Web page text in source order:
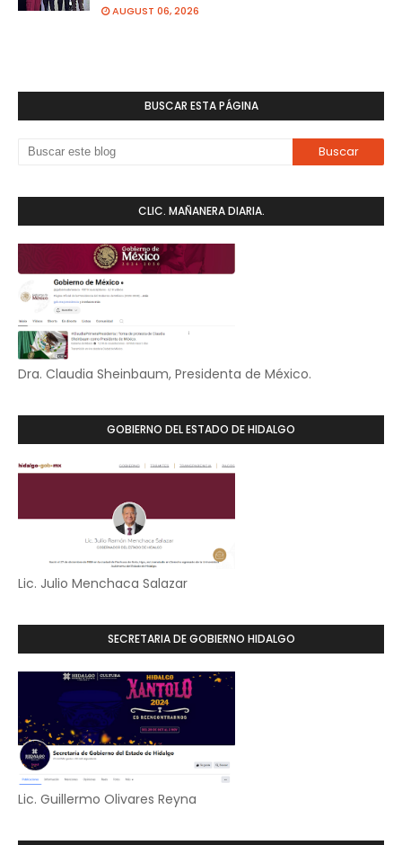
AUGUST 06, 2026
BUSCAR ESTA PÁGINA
CLIC. MAÑANERA DIARIA.
Dra. Claudia Sheinbaum, Presidenta de México.
GOBIERNO DEL ESTADO DE HIDALGO
Lic. Julio Menchaca Salazar
SECRETARIA DE GOBIERNO HIDALGO
Lic. Guillermo Olivares Reyna